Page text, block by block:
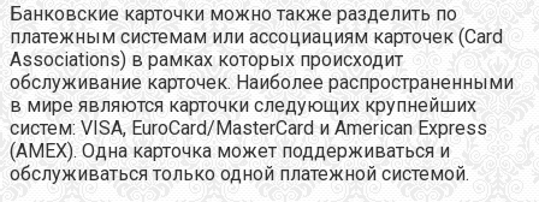
Банковские карточки можно также разделить по
платежным системам или ассоциациям карточек (Card
Associations) в рамках которых происходит
обслуживание карточек. Наиболее распространенными
в мире являются карточки следующих крупнейших
систем: VISA, EuroCard/MasterCard и American Express
(AMEX). Одна карточка может поддерживаться и
обслуживаться только одной платежной системой.